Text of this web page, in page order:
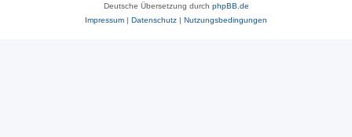
Deutsche Übersetzung durch phpBB.de
Impressum | Datenschutz | Nutzungsbedingungen